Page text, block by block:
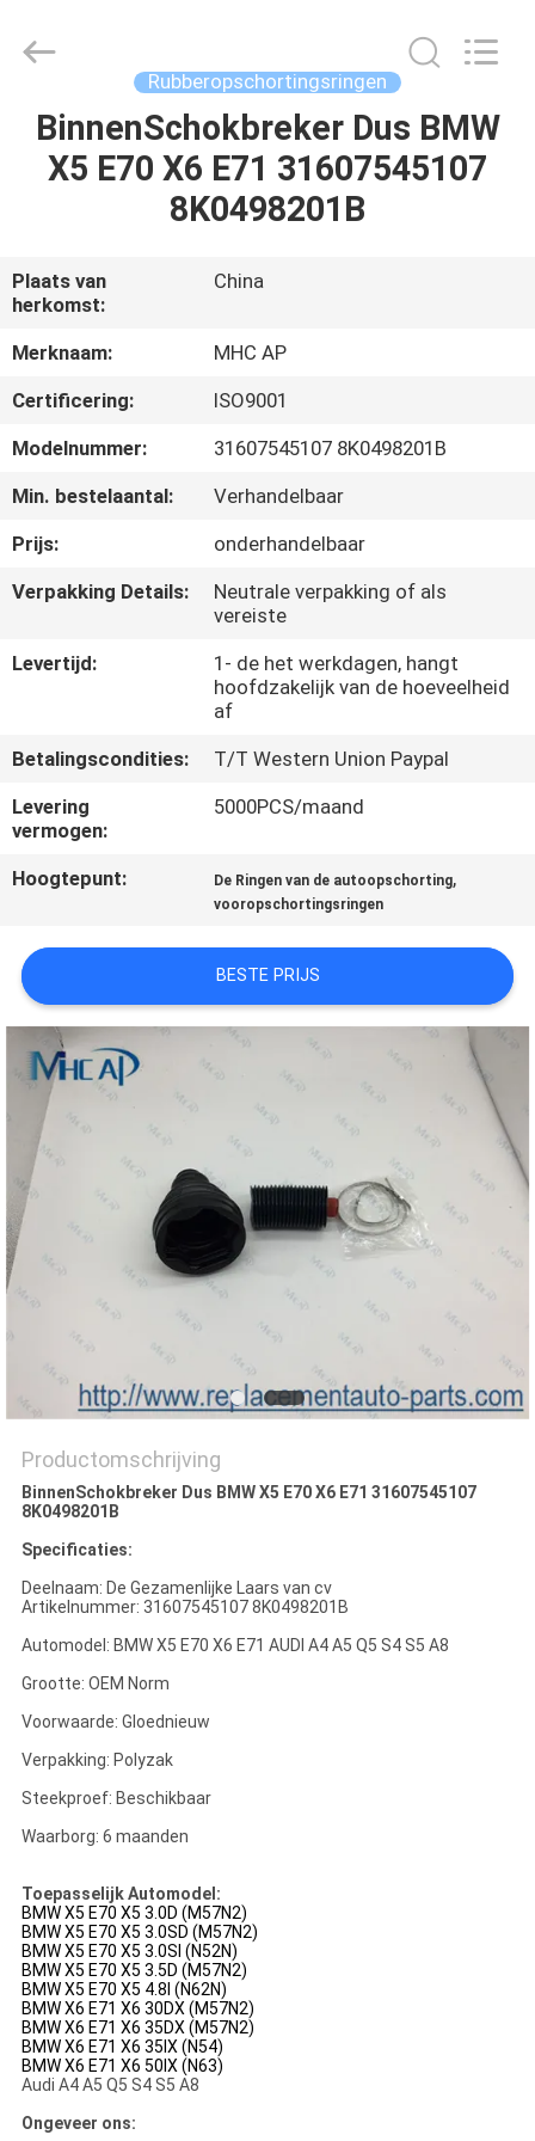
HUIS
PRODUCTEN
ONGEVEER
ONS
FABRIEKSREIS
NEEM
CONTACT
OM
CITAAT
PRIVACY
POLICY
Limited.
Rubberopschortingsringen
BinnenSchokbreker Dus BMW
X5 E70 X6 E71 31607545107
8K0498201B
Plaats van
herkomst:
China
Merknaam:
MHC AP
Certificering:
ISO9001
Modelnummer:
31607545107 8K0498201B
Min. bestelaantal:
Verhandelbaar
Prijs:
onderhandelbaar
Verpakking Details:
Neutrale verpakking of als
vereiste
Levertijd:
1- de het werkdagen, hangt
hoofdzakelijk van de hoeveelheid
af
Betalingscondities:
T/T Western Union Paypal
Levering
vermogen:
5000PCS/maand
Hoogtepunt: De Ringen van de autoopschorting,
vooropschortingsringen
BESTE PRIJS
Productomschrijving
BinnenSchokbreker Dus BMW X5 E70 X6 E71 31607545107
8K0498201B
Specificaties:
Deelnaam: De Gezamenlijke Laars van cv
Artikelnummer: 31607545107 8K0498201B
Automodel: BMW X5 E70 X6 E71 AUDI A4 A5 Q5 S4 S5 A8
Grootte: OEM Norm
Voorwaarde: Gloednieuw
Verpakking: Polyzak
Steekproef: Beschikbaar
Waarborg: 6 maanden
Toepasselijk Automodel:
BMW X5 E70 X5 3.0D (M57N2)
BMW X5 E70 X5 3.0SD (M57N2)
BMW X5 E70 X5 3.0SI (N52N)
BMW X5 E70 X5 3.5D (M57N2)
BMW X5 E70 X5 4.8I (N62N)
BMW X6 E71 X6 30DX (M57N2)
BMW X6 E71 X6 35DX (M57N2)
BMW X6 E71 X6 35IX (N54)
BMW X6 E71 X6 50IX (N63)
Audi A4 A5 Q5 S4 S5 A8
Ongeveer ons: